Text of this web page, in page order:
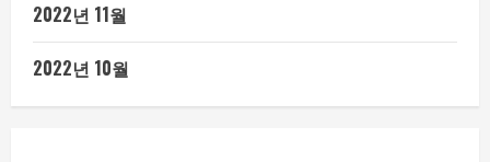
2022년 11월
2022년 10월